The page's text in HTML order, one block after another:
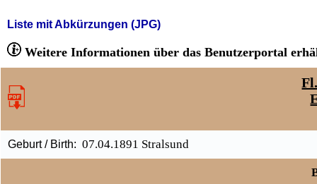
Liste mit Abkürzungen (JPG)
Weitere Informationen über das Benutzerportal
Geburt / Birth: 07.04.1891 Stralsund